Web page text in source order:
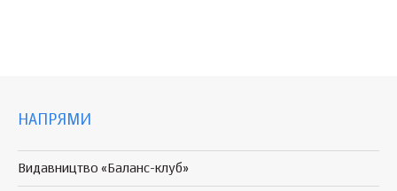
НАПРЯМИ
Видавництво «Баланс-клуб»